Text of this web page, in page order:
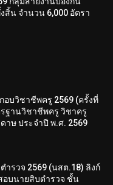
สิ้น จำนวน 6,000 อัตรา
อบวิชาชีพครู 2569 (ครั้งที่
ฐานวิชาชีพครู วิชาครู
าษ ประจำปี พ.ศ. 2569
ำรวจ 2569 (นสต.18) ลิงก์
อบนายสิบตำรวจ ชั้น